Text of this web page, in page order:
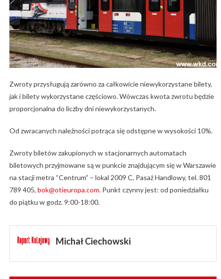
Zwroty przysługują zarówno za całkowicie niewykorzystane bilety,
jak i bilety wykorzystane częściowo. Wówczas kwota zwrotu będzie
proporcjonalna do liczby dni niewykorzystanych.
Od zwracanych należności potrąca się odstępne w wysokości 10%.
Zwroty biletów zakupionych w stacjonarnych automatach
biletowych przyjmowane są w punkcie znajdującym się w Warszawie
na stacji metra “Centrum” – lokal 2009 C, Pasaż Handlowy, tel. 801
789 405, bok@otieuropa.com. Punkt czynny jest: od poniedziałku
do piątku w godz. 9:00-18:00.
Michał Ciechowski